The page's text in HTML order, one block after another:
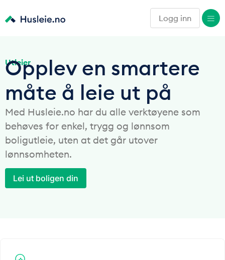
Logg inn
Utleier
Opplev en smartere
måte å leie ut på
Med Husleie.no har du alle verktøyene som
behøves for enkel, trygg og lønnsom
boligutleie, uten at det går utover
lønnsomheten.
Lei ut boligen din